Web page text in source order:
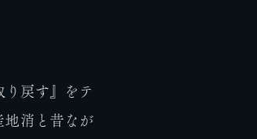
戻す』をテ
地消と昔なが